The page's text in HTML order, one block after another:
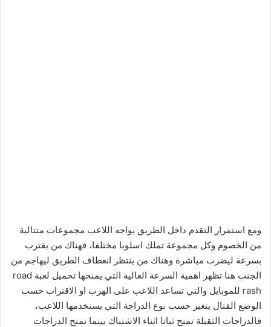
ومع استمرار التقدم داخل الطريق يواجه اللاعب مجموعات متتالية
من الخصوم وكل مجموعة تملك اسلوبا مختلفا، فهناك من يقترب
بسرعة ليضرب مباشرة وهناك من ينتظر انعطاف الطريق ليهاجم من
الجنب هنا تظهر اهمية السرعة العالية التي يمنحها تحميل لعبة road
rash للموبايل والتي تساعد اللاعب على الهرب او الاقتراب حسب
الوضع القتال يتغير حسب نوع الدراجة التي يستخدمها اللاعب،
فالدراجات الثقيلة تمنح ثباتا اثناء الاشتباك بينما تمنح الدراجات